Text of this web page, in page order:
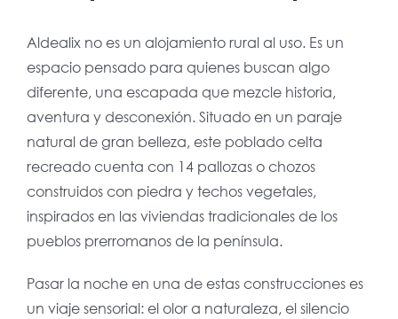
Aldealix no es un alojamiento rural al uso. Es un
espacio pensado para quienes buscan algo
diferente, una escapada que mezcle historia,
aventura y desconexión. Situado en un paraje
natural de gran belleza, este poblado celta
recreado cuenta con 14 pallozas o chozos
construidos con piedra y techos vegetales,
inspirados en las viviendas tradicionales de los
pueblos prerromanos de la península.
Pasar la noche en una de estas construcciones es
un viaje sensorial: el olor a naturaleza, el silencio